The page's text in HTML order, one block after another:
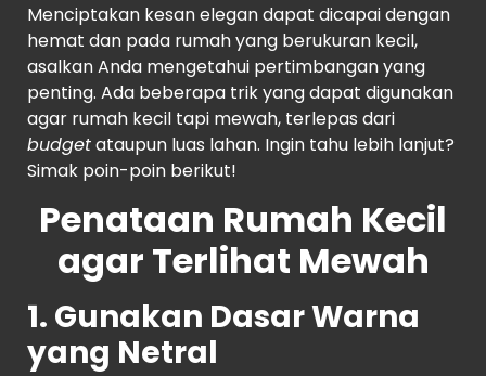
Menciptakan kesan elegan dapat dicapai dengan
hemat dan pada rumah yang berukuran kecil,
asalkan Anda mengetahui pertimbangan yang
penting. Ada beberapa trik yang dapat digunakan
agar rumah kecil tapi mewah, terlepas dari
budgetataupun luas lahan. Ingin tahu lebih lanjut?
Simak poin-poin berikut!
Penataan Rumah Kecil
agar Terlihat Mewah
1. Gunakan Dasar Warna
yang Netral